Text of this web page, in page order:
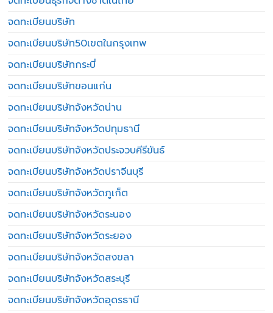
จดทะเบียนบริษัท
จดทะเบียนบริษัท50เขตในกรุงเทพ
จดทะเบียนบริษัทกระบี่
จดทะเบียนบริษัทขอนแก่น
จดทะเบียนบริษัทจังหวัดน่าน
จดทะเบียนบริษัทจังหวัดปทุมธานี
จดทะเบียนบริษัทจังหวัดประจวบคีรีขันธ์
จดทะเบียนบริษัทจังหวัดปราจีนบุรี
จดทะเบียนบริษัทจังหวัดภูเก็ต
จดทะเบียนบริษัทจังหวัดระนอง
จดทะเบียนบริษัทจังหวัดระยอง
จดทะเบียนบริษัทจังหวัดสงขลา
จดทะเบียนบริษัทจังหวัดสระบุรี
จดทะเบียนบริษัทจังหวัดอุดรธานี